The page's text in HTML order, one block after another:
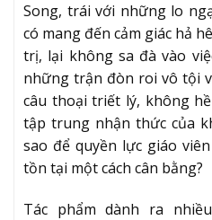
Song, trái với những lo
có mang đến cảm giác hả
trị, lại không sa đà vào
những trận đòn roi vô tội
câu thoại triết lý, không
tập trung nhận thức của
sao để quyền lực giáo
tồn tại một cách cân bằng?
Tác phẩm dành ra